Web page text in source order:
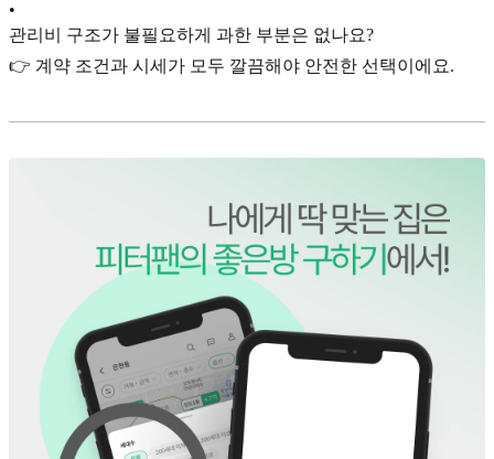
•
관리비 구조가 불필요하게 과한 부분은 없나요?
👉 계약 조건과 시세가 모두 깔끔해야 안전한 선택이에요.